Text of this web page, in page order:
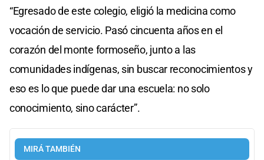
“Egresado de este colegio, eligió la medicina como
vocación de servicio. Pasó cincuenta años en el
corazón del monte formoseño, junto a las
comunidades indígenas, sin buscar reconocimientos y
eso es lo que puede dar una escuela: no solo
conocimiento, sino carácter”.
MIRÁ TAMBIÉN